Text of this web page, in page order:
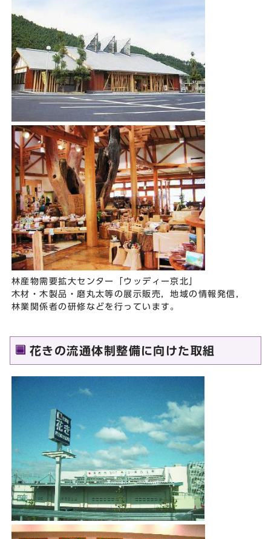
林産物需要拡大センター「ウッディー京北」
木材・木製品・磨丸太等の展示販売，地域の情報発信，
林業関係者の研修などを行っています。
花きの流通体制整備に向けた取組